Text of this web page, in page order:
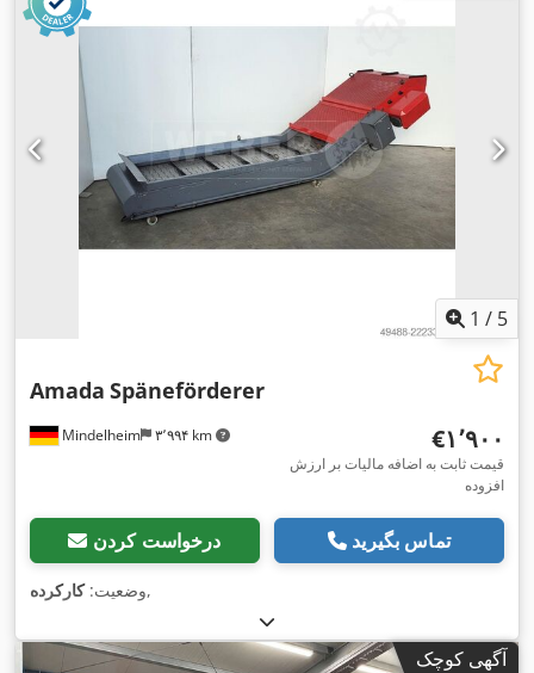
1 / 5
Mindelheim ۳٬۹۹۴ km
Amada Späneförderer
‎€۱٬۹۰۰
قیمت ثابت به اضافه مالیات بر ارزش
افزوده
درخواست کردن تماس بگیرید
وضعیت:کارکرده ,
آگهی کوچک